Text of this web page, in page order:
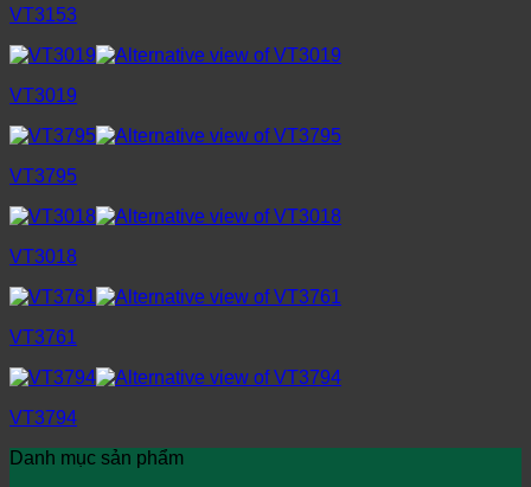
VT3153
VT3019
VT3795
VT3018
VT3761
VT3794
Danh mục sản phẩm